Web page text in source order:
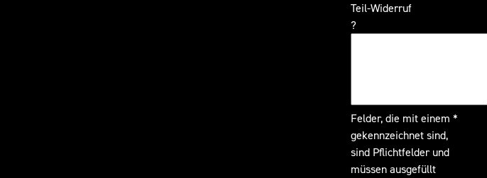
Teil-Widerruf
?
Felder, die mit einem *
gekennzeichnet sind,
sind Pflichtfelder und
müssen ausgefüllt